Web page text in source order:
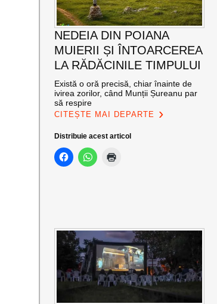
NEDEIA DIN POIANA
MUIERII ȘI ÎNTOARCEREA
LA RĂDĂCINILE TIMPULUI
Există o oră precisă, chiar înainte de
ivirea zorilor, când Munții Șureanu par
să respire
CITEȘTE MAI DEPARTE
Distribuie acest articol